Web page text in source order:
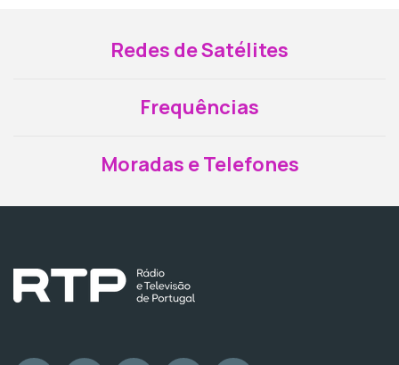
Redes de Satélites
Frequências
Moradas e Telefones